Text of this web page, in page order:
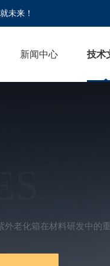
未来！
新闻中心 技术
外老化箱在材料研发中的